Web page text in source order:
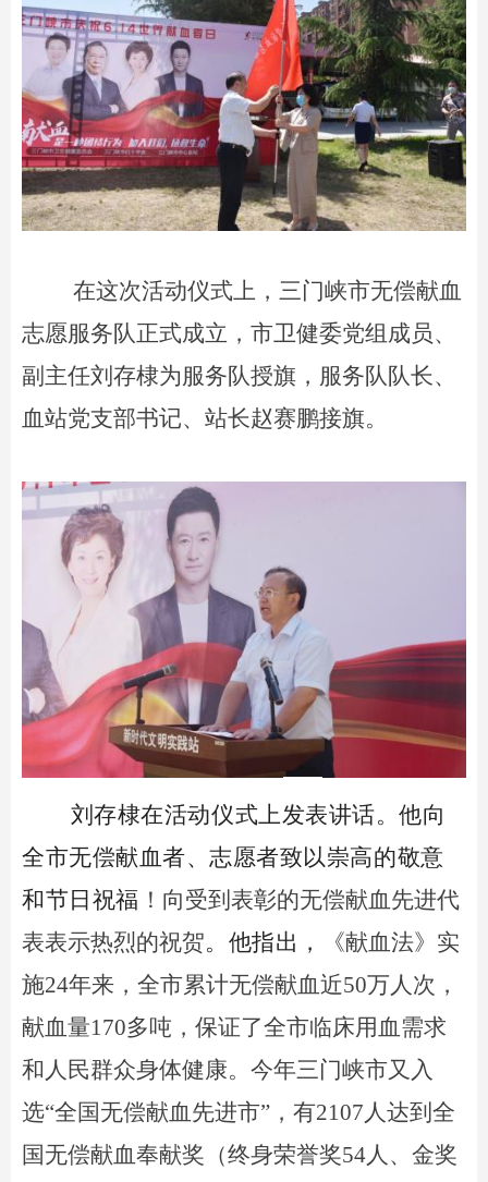
在这次活动仪式上， 三门峡市无偿献血
志愿服务队正式成立 ， 市卫健委党组成员、
副主任刘存棣为服务队授旗， 服务队 队长、
血站党支部书记、站长赵赛鹏接旗。
刘存棣在活动仪式上发表讲话。他向
全市无偿献血者、志愿者致以崇高的敬意
和节日祝福 ！向受到表彰的无偿献血先进代
表表示热烈的祝贺。他指出，
《献血法》实
施24年来 ， 全市累计无偿献血近50万人次，
献血量1 70多吨，保证了全市临床用血 需求
和人民群众身体健康。 今年三门峡市又入
选“全国无偿献血先进市”，有2107 人 达到 全
国无偿献血奉献奖（终身荣誉奖54人、金奖